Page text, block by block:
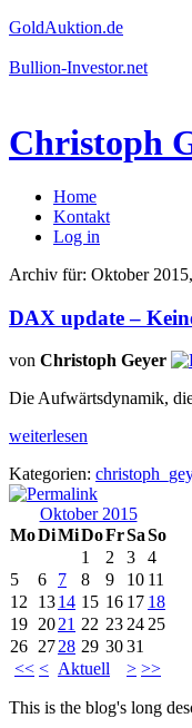
GoldAuktion.de
Bullion-Investor.net
Christoph
Home
Kontakt
Log in
Archiv für: Oktober
DAX update –
von Christoph Geyer
Die Aufwärtsdynamik,
weiterlesen
Kategorien:
Oktober 2015
MoDiMiDoFrSaSo
<< < Aktuell > >>
1 2 3
4
5
6 7 8 9 10 11
12
1314 15 16 17 18
19 2021 22 23 24 25
26 2728 29 3031
This is the blog's long